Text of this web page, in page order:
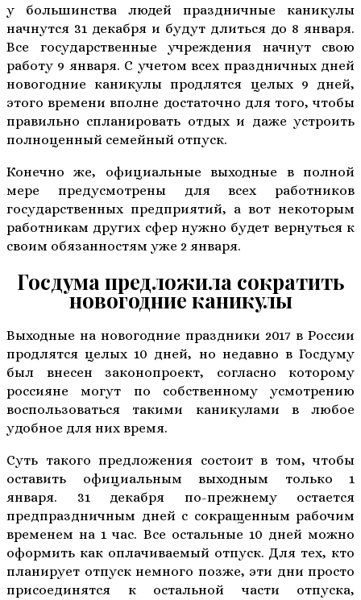
у большинства людей праздничные каникулы
начнутся 31 декабря и будут длиться до 8 января.
Все государственные учреждения начнут свою
работу 9 января. С учетом всех праздничных дней
новогодние каникулы продлятся целых 9 дней,
этого времени вполне достаточно для того, чтобы
правильно спланировать отдых и даже устроить
полноценный семейный отпуск.
Конечно же, официальные выходные в полной
мере предусмотрены для всех работников
государственных предприятий, а вот некоторым
работникам других сфер нужно будет вернуться к
своим обязанностям уже 2 января.
Госдума предложила сократить
новогодние каникулы
Выходные на новогодние праздники 2017 в России
продлятся целых 10 дней, но недавно в Госдуму
был внесен законопроект, согласно которому
россияне могут по собственному усмотрению
воспользоваться такими каникулами в любое
удобное для них время.
Суть такого предложения состоит в том, чтобы
оставить официальным выходным только 1
января. 31 декабря по-прежнему остается
предпраздничным дней с сокращенным рабочим
временем на 1 час. Все остальные 10 дней можно
оформить как оплачиваемый отпуск. Для тех, кто
планирует отпуск немного позже, эти дни просто
присоединятся к остальной части отпуска,